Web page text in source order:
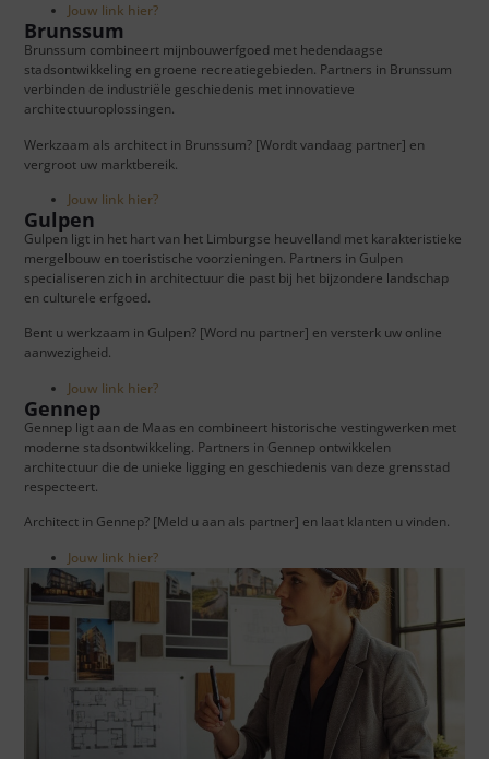
Brunssum
Brunssum combineert mijnbouwerfgoed met hedendaagse
stadsontwikkeling en groene recreatiegebieden. Partners in Brunssum
verbinden de industriële geschiedenis met innovatieve
architectuuroplossingen.
Werkzaam als architect in Brunssum? [Wordt vandaag partner] en
vergroot uw marktbereik.
Jouw link hier?
Jouw link hier?
Gennep
Gennep ligt aan de Maas en combineert historische vestingwerken met
moderne stadsontwikkeling. Partners in Gennep ontwikkelen
architectuur die de unieke ligging en geschiedenis van deze grensstad
respecteert.
Architect in Gennep? [Meld u aan als partner] en laat klanten u vinden.
Jouw link hier?
Gulpen
Gulpen ligt in het hart van het Limburgse heuvelland met karakteristieke
mergelbouw en toeristische voorzieningen. Partners in Gulpen
specialiseren zich in architectuur die past bij het bijzondere landschap
en culturele erfgoed.
Bent u werkzaam in Gulpen? [Word nu partner] en versterk uw online
aanwezigheid.
Jouw link hier?